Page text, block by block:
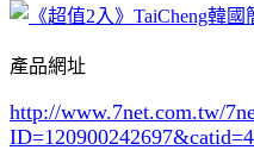
產品網址
http://www.7net.com.tw/